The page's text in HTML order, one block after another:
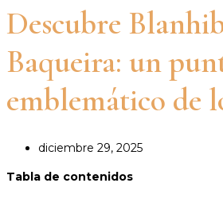
Descubre
Baqueira: un
emblemático de
diciembre 29, 2025
Tabla de contenidos